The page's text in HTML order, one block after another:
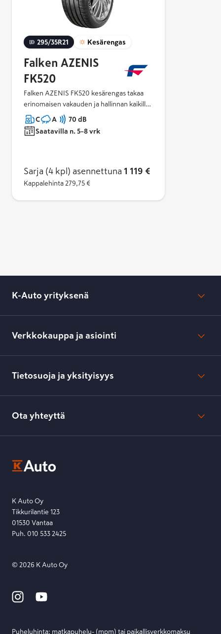
295/35R21 Kesärengas
Falken AZENIS
FK520
Falken AZENIS FK520 kesärengas takaa
erinomaisen vakauden ja hallinnan kaikilla
ajonopeuksilla, sekä lyhyemmät
jarrutusmatkat märissä ja kuivissa
olosuhteissa.
C A
70 dB
Saatavilla n. 5–8 vrk
Sarja (4 kpl) asennettuna 1 119 €
Kappalehinta 279,75 €
K-Auto yrityksenä
Lehdistötiedotteet
Toimipisteiden yhteystiedot
Verkkokauppa ja asiointi
Toimitustavat ja -kulut
Verkkokaupan peruuttamisilmoitus
Saavutettavuus
Tietosuoja ja yksityisyys
Kesko-konsernin verkkoselailurekisteri
K-Ryhmän evästekäytännöt
Ota yhteyttä
Etsi toimipiste
K Auto Oy
Tikkurilantie 123
01530 Vantaa
Puh. 010 533 2425
© 2026 K Auto Oy
Puheluhinta: matka­puhelu- (mpm) tai paikallis­verkko­maksu